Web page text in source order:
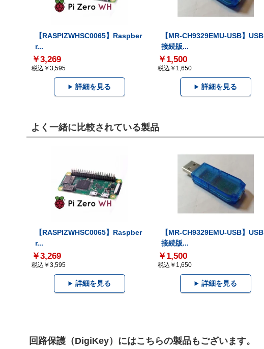
【RASPIZWHSC0065】Raspber
r...
￥3,269
税込￥3,595
詳細を見る
【MR-CH9329EMU-USB】USB
接続版...
￥1,500
税込￥1,650
詳細を見る
よく一緒に比較されている製品
【RASPIZWHSC0065】Raspber
r...
￥3,269
税込￥3,595
詳細を見る
【MR-CH9329EMU-USB】USB
接続版...
￥1,500
税込￥1,650
詳細を見る
回路保護（DigiKey）にはこちらの製品もございます。